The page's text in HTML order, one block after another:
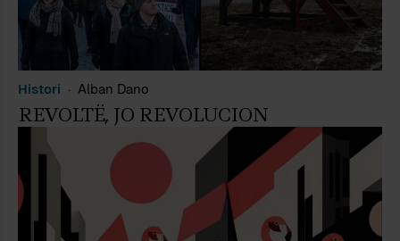
Histori Alban Dano
REVOLTË, JO REVOLUCION